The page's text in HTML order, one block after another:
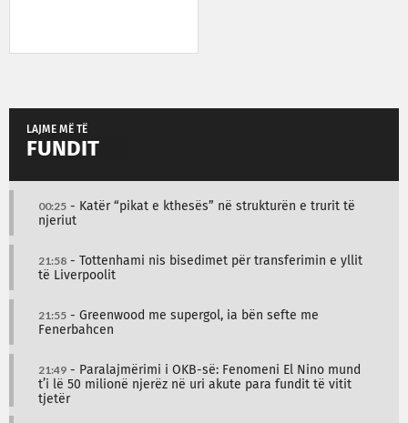
LAJME MË TË
FUNDIT
00:25 - Katër “pikat e kthesës” në strukturën e trurit të
njeriut
21:58 - Tottenhami nis bisedimet për transferimin e yllit
të Liverpoolit
21:55 - Greenwood me supergol, ia bën sefte me
Fenerbahcen
21:49 - Paralajmërimi i OKB-së: Fenomeni El Nino mund
t’i lë 50 milionë njerëz në uri akute para fundit të vitit
tjetër